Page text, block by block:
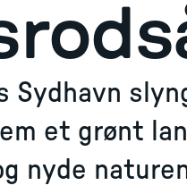
Sydhavn
et grønt
nyde